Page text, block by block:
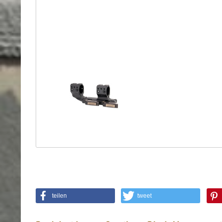
teilen tweet